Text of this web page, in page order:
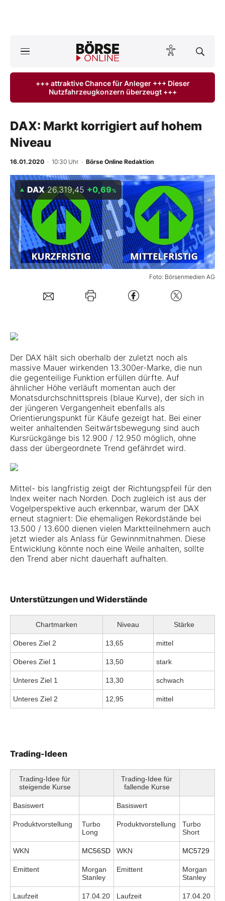
ktuelle Ausgabe BÖRSE ONLINE lesen
Finanz-Check
BO-Musterdepots
Experten
Mein B:O
+++ attraktive Chance für Anleger +++ Dieser
Nutzfahrzeugkonzern überzeugt +++
DAX: Markt korrigiert auf hohem
Niveau
16.01.2020 · 10:30 Uhr · Börse Online Redaktion
Foto: Börsenmedien AG
DAX 26.319,45 +0,69%
Der DAX hält sich oberhalb der zuletzt noch als
massive Mauer wirkenden 13.300er-Marke, die nun
die gegenteilige Funktion erfüllen dürfte. Auf
ähnlicher Höhe verläuft momentan auch der
Monatsdurchschnittspreis (blaue Kurve), der sich in
der jüngeren Vergangenheit ebenfalls als
Orientierungspunkt für Käufe gezeigt hat. Bei einer
weiter anhaltenden Seitwärtsbewegung sind auch
Kursrückgänge bis 12.900 / 12.950 möglich, ohne
dass der übergeordnete Trend gefährdet wird.
Mittel- bis langfristig zeigt der Richtungspfeil für den
Index weiter nach Norden. Doch zugleich ist aus der
Vogelperspektive auch erkennbar, warum der DAX
erneut stagniert: Die ehemaligen Rekordstände bei
13.500 / 13.600 dienen vielen Marktteilnehmern auch
jetzt wieder als Anlass für Gewinnmitnahmen. Diese
Entwicklung könnte noch eine Weile anhalten, sollte
den Trend aber nicht dauerhaft aufhalten.
Unterstützungen und Widerstände
Chartmarken Niveau Stärke
Oberes Ziel 2 13,65 mittel
Oberes Ziel 1 13,50 stark
Unteres Ziel 1 13,30 schwach
Unteres Ziel 2 12,95 mittel
Trading-Ideen
Trading-Idee für
steigende Kurse
Trading-Idee für
fallende Kurse
Basiswert Basiswert
Produktvorstellung
Turbo
Long
Produktvorstellung
Turbo
Short
WKN MC56SD WKN MC5729
Emittent
Morgan
Stanley
Emittent
Morgan
Stanley
Laufzeit 17.04.20 Laufzeit 17.04.20